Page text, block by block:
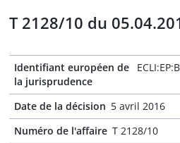
T 2128/10 du
Identifiant européen de
la jurisprudence
Date de la décision 5 avril 2016
Numéro de l'affaire T 2128/10